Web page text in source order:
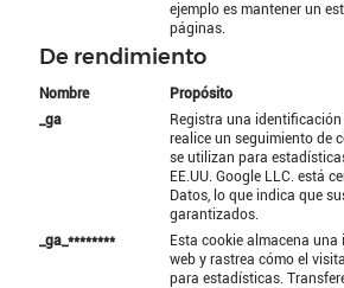
ejemplo es mantener un
páginas.
De rendimiento
Nombre
Propósito
_ga
Registra una
realice un seguimiento de
se utilizan para
EE.UU. Google LLC. está
Datos, lo que indica que
garantizados.
_ga_********
Esta cookie almacena
web y rastrea cómo el
para estadísticas.